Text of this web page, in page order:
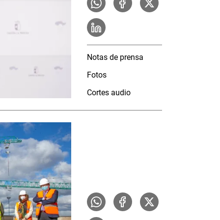
Notas de prensa
Fotos
Cortes audio